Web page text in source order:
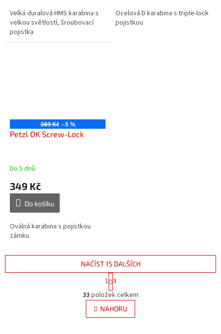
Velká duralová HMS karabina s
velkou světlostí, šroubovací
pojistka
Ocelová D karabina s triple-lock
pojistkou
369 Kč –5 %
Petzl OK Screw-Lock
Do 5 dnů
349 Kč
Do košíku
Oválná karabina s pojistkou
zámku
O
v
l
á
NAČÍST 15 DALŠÍCH
S
t
r
á
n
k
1 3
33 položek celkem
NAHORU